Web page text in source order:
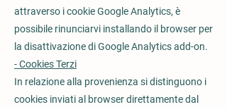
attraverso i cookie Google Analytics, è
possibile rinunciarvi installando il browser per
la disattivazione di Google Analytics add-on.
- Cookies Terzi
In relazione alla provenienza si distinguono i
cookies inviati al browser direttamente dal